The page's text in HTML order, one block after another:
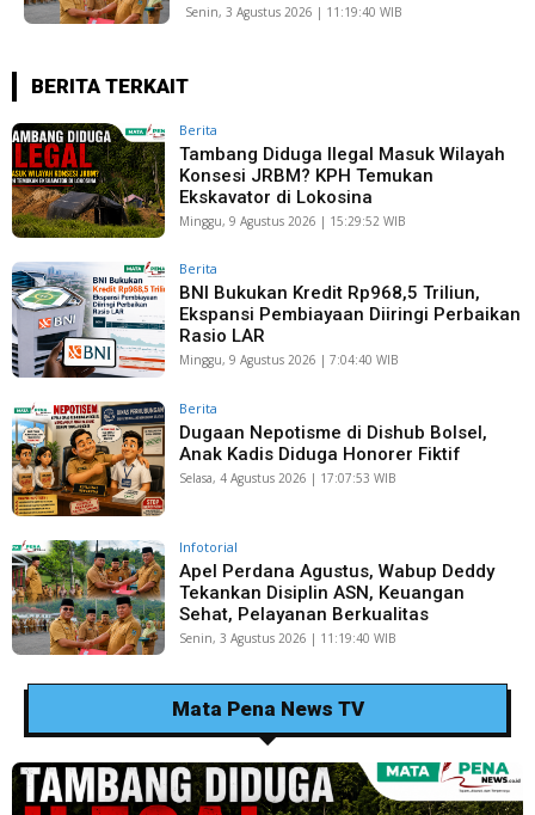
Senin, 3 Agustus 2026 | 11:19:40 WIB
BERITA TERKAIT
Berita
Tambang Diduga Ilegal Masuk Wilayah
Konsesi JRBM? KPH Temukan
Ekskavator di Lokosina
Minggu, 9 Agustus 2026 | 15:29:52 WIB
Berita
BNI Bukukan Kredit Rp968,5 Triliun,
Ekspansi Pembiayaan Diiringi Perbaikan
Rasio LAR
Minggu, 9 Agustus 2026 | 7:04:40 WIB
Berita
Dugaan Nepotisme di Dishub Bolsel,
Anak Kadis Diduga Honorer Fiktif
Selasa, 4 Agustus 2026 | 17:07:53 WIB
Infotorial
Apel Perdana Agustus, Wabup Deddy
Tekankan Disiplin ASN, Keuangan
Sehat, Pelayanan Berkualitas
Senin, 3 Agustus 2026 | 11:19:40 WIB
Mata Pena News TV